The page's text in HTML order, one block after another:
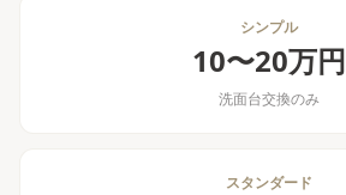
シンプル
10〜20万円
洗面台交換のみ
スタンダード